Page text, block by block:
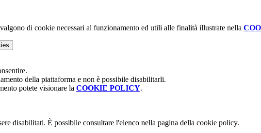
di cookie necessari al funzionamento ed utili alle finalità illustrate nella
della piattaforma e non è possibile disabilitarli.
potete visionare la COOKIE POLICY.
disabilitati. È possibile consultare l'elenco nella pagina della cookie policy.